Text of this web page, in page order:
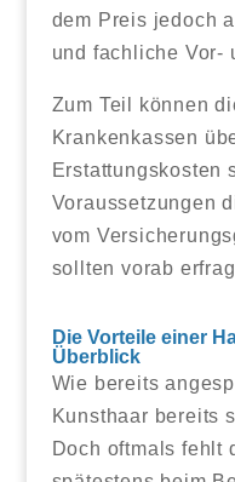
dem Preis jedoch
und fachliche Vor-
Zum Teil können
Krankenkassen
Erstattungskosten
Voraussetzungen
vom
sollten vorab
Die Vorteile einer
Überblick
Wie bereits
Kunsthaar bereits
Doch oftmals fehlt